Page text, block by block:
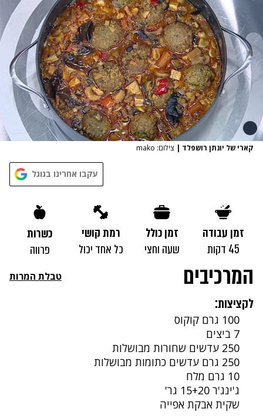
קארי של יונתן רושפלד | צילום: mako
עקבו אחרינו בגוגל
זמן עבודה
45 דקות
זמן כולל
שעה וחצי
רמת קושי
כל אחד יכול
כשרות
פרווה
המרכיבים טבלת המרות
לקציצות:
100 גרם קוקוס
7 ביצים
250 עדשים שחורות מבושלות
250 גרם עדשים כתומות מבושלות
10 גרם מלח
ג'ינג'ר 15+20 גר'
שקית אבקת אפייה